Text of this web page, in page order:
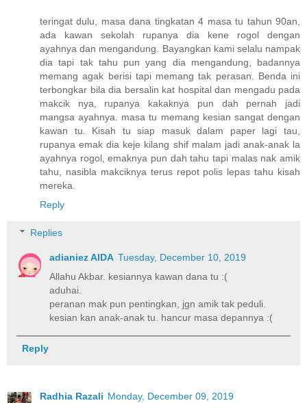
teringat dulu, masa dana tingkatan 4 masa tu tahun 90an,
ada kawan sekolah rupanya dia kene rogol dengan
ayahnya dan mengandung. Bayangkan kami selalu nampak
dia tapi tak tahu pun yang dia mengandung, badannya
memang agak berisi tapi memang tak perasan. Benda ini
terbongkar bila dia bersalin kat hospital dan mengadu pada
makcik nya, rupanya kakaknya pun dah pernah jadi
mangsa ayahnya. masa tu memang kesian sangat dengan
kawan tu. Kisah tu siap masuk dalam paper lagi tau,
rupanya emak dia keje kilang shif malam jadi anak-anak la
ayahnya rogol, emaknya pun dah tahu tapi malas nak amik
tahu, nasibla makciknya terus repot polis lepas tahu kisah
mereka.
Reply
Replies
adianiez AIDA Tuesday, December 10, 2019
Allahu Akbar. kesiannya kawan dana tu :(
aduhai.
peranan mak pun pentingkan, jgn amik tak peduli.
kesian kan anak-anak tu. hancur masa depannya :(
Reply
Radhia Razali Monday, December 09, 2019